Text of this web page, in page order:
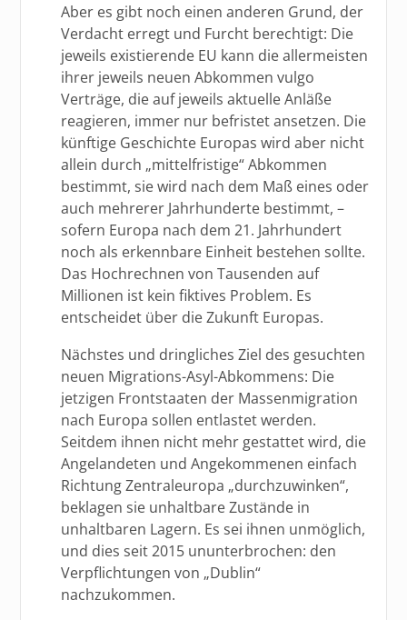
Aber es gibt noch einen anderen Grund, der
Verdacht erregt und Furcht berechtigt: Die
jeweils existierende EU kann die allermeisten
ihrer jeweils neuen Abkommen vulgo
Verträge, die auf jeweils aktuelle Anläße
reagieren, immer nur befristet ansetzen. Die
künftige Geschichte Europas wird aber nicht
allein durch „mittelfristige“ Abkommen
bestimmt, sie wird nach dem Maß eines oder
auch mehrerer Jahrhunderte bestimmt, –
sofern Europa nach dem 21. Jahrhundert
noch als erkennbare Einheit bestehen sollte.
Das Hochrechnen von Tausenden auf
Millionen ist kein fiktives Problem. Es
entscheidet über die Zukunft Europas.
Nächstes und dringliches Ziel des gesuchten
neuen Migrations-Asyl-Abkommens: Die
jetzigen Frontstaaten der Massenmigration
nach Europa sollen entlastet werden.
Seitdem ihnen nicht mehr gestattet wird, die
Angelandeten und Angekommenen einfach
Richtung Zentraleuropa „durchzuwinken“,
beklagen sie unhaltbare Zustände in
unhaltbaren Lagern. Es sei ihnen unmöglich,
und dies seit 2015 ununterbrochen: den
Verpflichtungen von „Dublin“
nachzukommen.